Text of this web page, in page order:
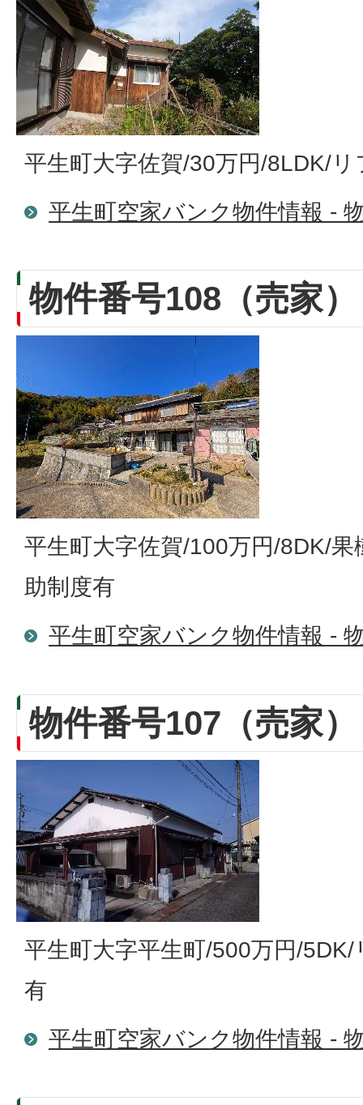
平生町大字佐賀/30万円/8LDK/
平生町空家バンク物件情報 -
物件番号108（売家）
平生町大字佐賀/100万円/8DK/
助制度有
平生町空家バンク物件情報 -
物件番号107（売家）
平生町大字平生町/500万円/
有
平生町空家バンク物件情報 -